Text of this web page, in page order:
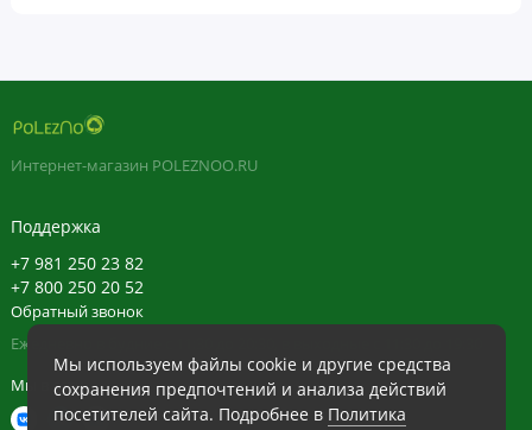
Мы используем файлы cookie и другие средства
сохранения предпочтений и анализа действий
посетителей сайта. Подробнее в Политика
Интернет-магазин POLEZNOO.RU
Поддержка
+7 981 250 23 82
+7 800 250 20 52
Обратный звонок
Ежедневно в будние с 11:30 до 20:30, в выходные с 11:30 до 19:30
Мы в сети